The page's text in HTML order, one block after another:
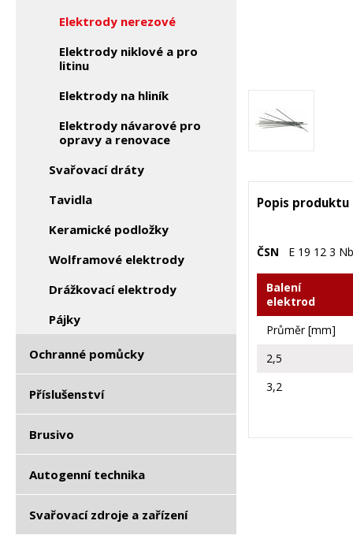
Elektrody nerezové
Elektrody niklové a pro
litinu
Elektrody na hliník
Elektrody návarové pro
opravy a renovace
Svařovací dráty
Tavidla
Keramické podložky
Wolframové elektrody
Drážkovací elektrody
Pájky
Ochranné pomůcky
Příslušenství
Brusivo
Autogenní technika
Svařovací zdroje a zařízení
Popis produktu
ČSN E 19 12 3
Balení
elektrod
Průměr [mm]
2,5
3,2